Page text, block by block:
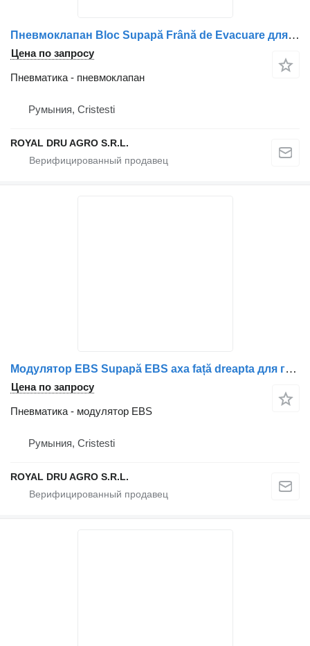
Пневмоклапан Bloc Supapă Frână de Evacuare для грузовика Volvo 20556016 20564732 24426572 20913287 20508910 20450036 20508914 20526428
Цена по запросу
Пневматика - пневмоклапан
Румыния, Cristesti
ROYAL DRU AGRO S.R.L.
Модулятор EBS Supapă EBS axa față dreapta для грузовика Volvo – 20828237 20570906 21122034 20428938 5801290649 7485003022 7420828237 7420428938 7420570906 504100409 7421122034 5801910304
Цена по запросу
Пневматика - модулятор EBS
Румыния, Cristesti
ROYAL DRU AGRO S.R.L.